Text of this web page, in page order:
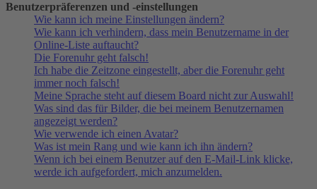
Benutzerpräferenzen und -einstellungen
Wie kann ich meine Einstellungen ändern?
Wie kann ich verhindern, dass mein Benutzername in der
Online-Liste auftaucht?
Die Forenuhr geht falsch!
Ich habe die Zeitzone eingestellt, aber die Forenuhr geht
immer noch falsch!
Meine Sprache steht auf diesem Board nicht zur Auswahl!
Was sind das für Bilder, die bei meinem Benutzernamen
angezeigt werden?
Wie verwende ich einen Avatar?
Was ist mein Rang und wie kann ich ihn ändern?
Wenn ich bei einem Benutzer auf den E-Mail-Link klicke,
werde ich aufgefordert, mich anzumelden.